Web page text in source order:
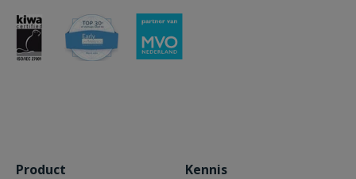
Product Kennis